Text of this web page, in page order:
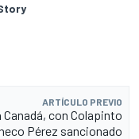
ARTÍCULO PREVIO
con Colapinto
Pérez sancionado